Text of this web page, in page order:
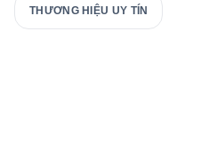
THƯƠNG HIỆU UY TÍN